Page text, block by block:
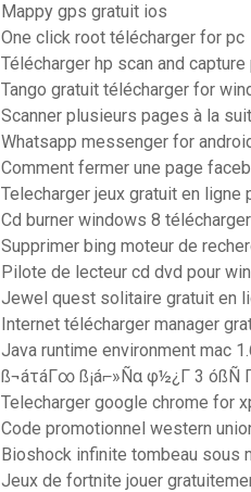
Mappy gps gratuit ios
One click root télécharger for pc
Télécharger hp scan and
Tango gratuit télécharger for
Scanner plusieurs pages à la
Whatsapp messenger for
Comment fermer une page
Telecharger jeux gratuit en ligne
Cd burner windows 8 télécharger
Supprimer bing moteur de
Pilote de lecteur cd dvd pour
Jewel quest solitaire gratuit en
Internet télécharger manager
Java runtime environment mac
ß¬áτáΓ∞ ß¡á⌐»Ñα φ½¿Γ 3 óßÑ
Telecharger google chrome for
Code promotionnel western
Bioshock infinite tombeau sous
Jeux de fortnite jouer